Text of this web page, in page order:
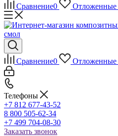
Сравнение0 Отложенные
Сравнение0 Отложенные
Телефоны
+7 812 677-43-52
8 800 505-62-34
+7 499 704-08-30
Заказать звонок